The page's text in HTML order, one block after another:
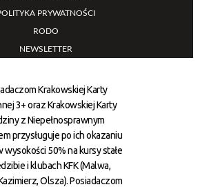
PRYWATNOŚCI
RODO
NEWSLETTER
Krakowskiej Karty
3+ oraz Krakowskiej Karty
z Niepełnosprawnym
przysługuje po ich okazaniu
wysokości 50% na kursy stałe
i klubach KFK (Malwa,
Olsza). Posiadaczom